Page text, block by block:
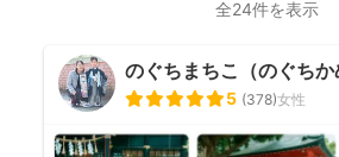
全24件を表示
のぐちまちこ（のぐちか
5 (378)女性